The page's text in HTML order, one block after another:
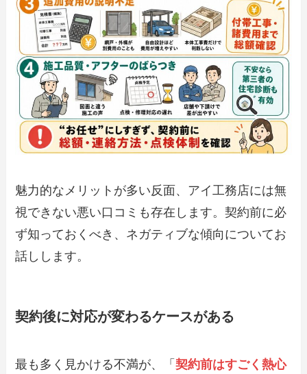
魅力的なメリットが多い反面、アイ工務店には無
視できない悪い口コミも存在します。契約前に必
ず知っておくべき、ネガティブな傾向についてお
話しします。
契約後に対応が変わるケースがある
最も多く見かける不満が、「契約前はすごく熱心